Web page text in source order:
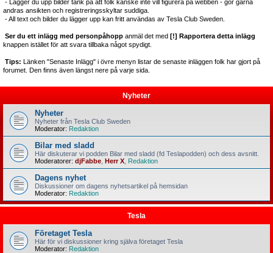
- Lägger du upp bilder tänk på att folk kanske inte vill figurera på webben - gör gärna
andras ansikten och registreringsskyltar suddiga.
- All text och bilder du lägger upp kan fritt användas av Tesla Club Sweden.
Ser du ett inlägg med personpåhopp anmäl det med [!] Rapportera detta inlägg
knappen istället för att svara tillbaka något spydigt.
Tips: Länken "Senaste Inlägg" i övre menyn listar de senaste inläggen folk har gjort på
forumet. Den finns även längst nere på varje sida.
Nyheter
Nyheter
Nyheter från Tesla Club Sweden
Moderator: Redaktion
Bilar med sladd
Här diskuterar vi podden Bilar med sladd (fd Teslapodden) och dess avsnitt.
Moderatorer: djFabbe Herr X Redaktion
Dagens nyhet
Diskussioner om dagens nyhetsartikel på hemsidan
Moderator: Redaktion
Tesla
Företaget Tesla
Här för vi diskussioner kring själva företaget Tesla
Moderator: Redaktion